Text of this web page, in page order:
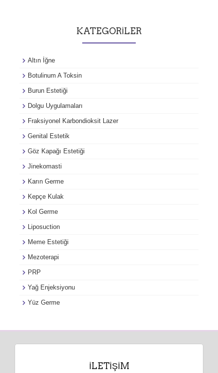
KATEGORILER
Altın İğne
Botulinum A Toksin
Burun Estetiği
Dolgu Uygulamaları
Fraksiyonel Karbondioksit Lazer
Genital Estetik
Göz Kapağı Estetiği
Jinekomasti
Karın Germe
Kepçe Kulak
Kol Germe
Liposuction
Meme Estetiği
Mezoterapi
PRP
Yağ Enjeksiyonu
Yüz Germe
İLETIŞIM